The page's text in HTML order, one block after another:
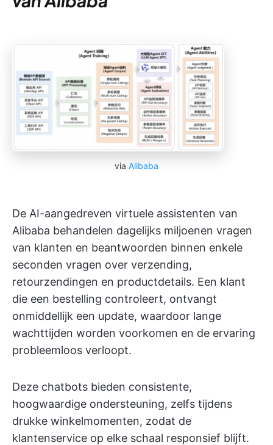
via Alibaba
De AI-aangedreven virtuele assistenten van
Alibaba behandelen dagelijks miljoenen vragen
van klanten en beantwoorden binnen enkele
seconden vragen over verzending,
retourzendingen en productdetails. Een klant
die een bestelling controleert, ontvangt
onmiddellijk een update, waardoor lange
wachttijden worden voorkomen en de ervaring
probleemloos verloopt.
Deze chatbots bieden consistente,
hoogwaardige ondersteuning, zelfs tijdens
drukke winkelmomenten, zodat de
klantenservice op elke schaal responsief blijft.